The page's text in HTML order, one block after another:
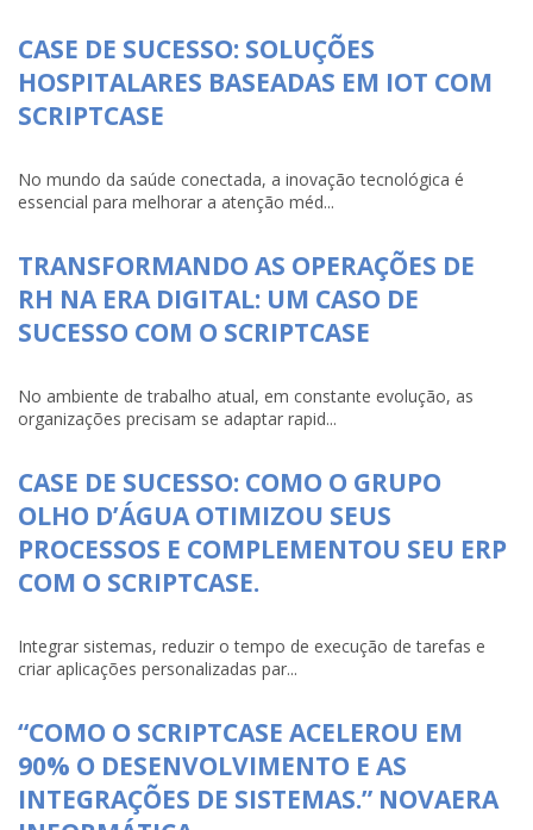
CASE DE SUCESSO: SOLUÇÕES
HOSPITALARES BASEADAS EM IOT COM
SCRIPTCASE
No mundo da saúde conectada, a inovação tecnológica é
essencial para melhorar a atenção méd...
TRANSFORMANDO AS OPERAÇÕES DE
RH NA ERA DIGITAL: UM CASO DE
SUCESSO COM O SCRIPTCASE
No ambiente de trabalho atual, em constante evolução, as
organizações precisam se adaptar rapid...
CASE DE SUCESSO: COMO O GRUPO
OLHO D’ÁGUA OTIMIZOU SEUS
PROCESSOS E COMPLEMENTOU SEU ERP
COM O SCRIPTCASE.
Integrar sistemas, reduzir o tempo de execução de tarefas e
criar aplicações personalizadas par...
“COMO O SCRIPTCASE ACELEROU EM
90% O DESENVOLVIMENTO E AS
INTEGRAÇÕES DE SISTEMAS.” NOVAERA